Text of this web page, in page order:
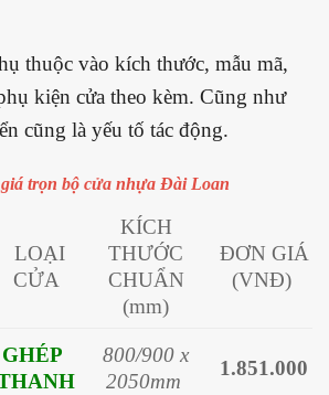
thuộc vào kích thước, mẫu mã,
kiện cửa theo kèm. Cũng như
cũng là yếu tố tác động.
trọn bộ cửa nhựa Đài Loan
LOẠI
CỬA
KÍCH
THƯỚC
CHUẨN
(mm)
ĐƠN GIÁ
(VNĐ)
GHÉP
800/900 x
2050mm
1.851.000